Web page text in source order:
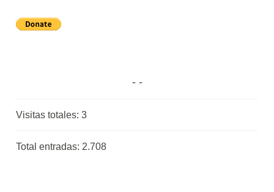
Visitas totales:3
Total entradas: 2.708